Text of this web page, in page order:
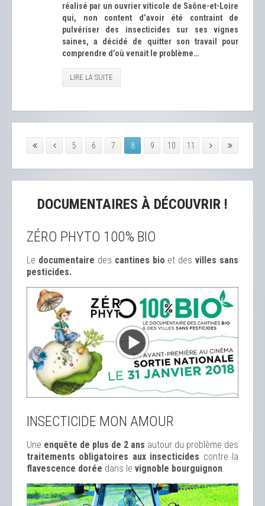
réalisé par un ouvrier viticole de Saône-et-Loire
qui, non content d’avoir été contraint de
pulvériser des insecticides sur ses vignes
saines, a décidé de quitter son travail pour
comprendre d’où venait le problème…
LIRE LA SUITE
5 6 7 8 9 10 11
DOCUMENTAIRES À DÉCOUVRIR !
ZÉRO PHYTO 100% BIO
Le documentaire des cantines bio et desvilles sans
pesticides.
INSECTICIDE MON AMOUR
Une enquête de plus de 2 ans autour du problème des
traitements obligatoires aux insecticides contre la
flavescence dorée dans le vignoble bourguignon